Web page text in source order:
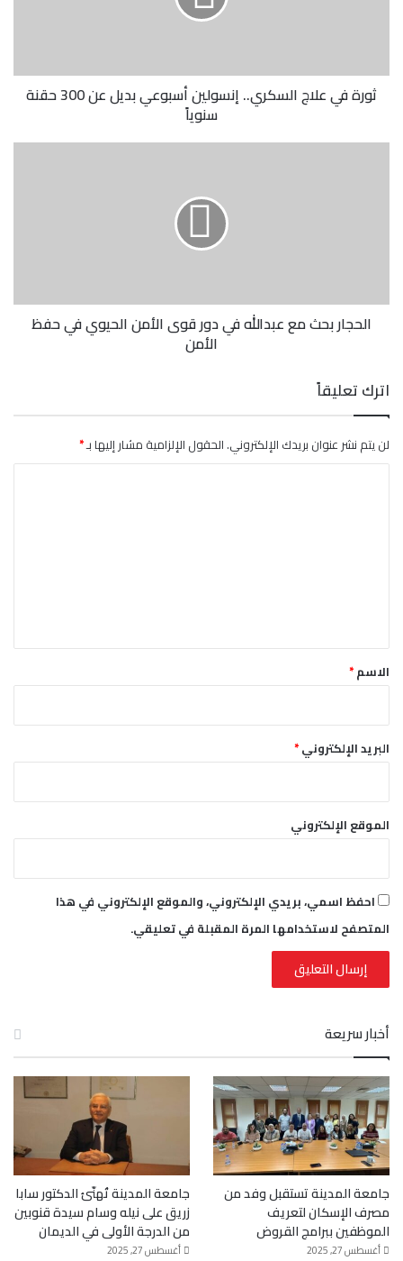
300
حقنة
سنوياً
ثورة في علاج السكري.. إنسولين أسبوعي بديل عن 300 حقنة
سنوياً
الحيوي
الحجار بحث مع عبدالله في دور قوى الأمن الحيوي في حفظ
الأمن
اترك تعليقاً
لن يتم نشر عنوان بريدك الإلكتروني. الحقول الإلزامية مشار إليها بـ*
*الاسم*
البريد الإلكتروني*
الموقع الإلكتروني
احفظ اسمي، بريدي الإلكتروني، والموقع الإلكتروني في هذا
المتصفح لاستخدامها المرة المقبلة في تعليقي.
أخبار سريعة
جامعة المدينة تستقبل وفد من
مصرف الإسكان لتعريف
الموظفين ببرامج القروض
أغسطس 27, 2025
جامعة المدينة تُهنّئ الدكتور سابا
زريق على نيله وسام سيدة قنوبين
من الدرجة الأولى في الديمان
أغسطس 27, 2025